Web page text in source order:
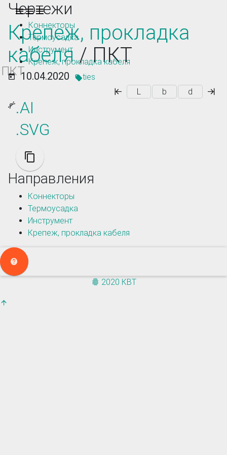
Toggle navigation
Коннекторы
Термоусадка
Инструмент
Крепеж, прокладка кабеля
Чертежи
Крепеж, прокладка
кабеля/ ПКТ
ПКТ10.04.2020
ties
L
b d
.AI
.SVG
Направления
Коннекторы
Термоусадка
Инструмент
Крепеж, прокладка кабеля
2020 КВТ